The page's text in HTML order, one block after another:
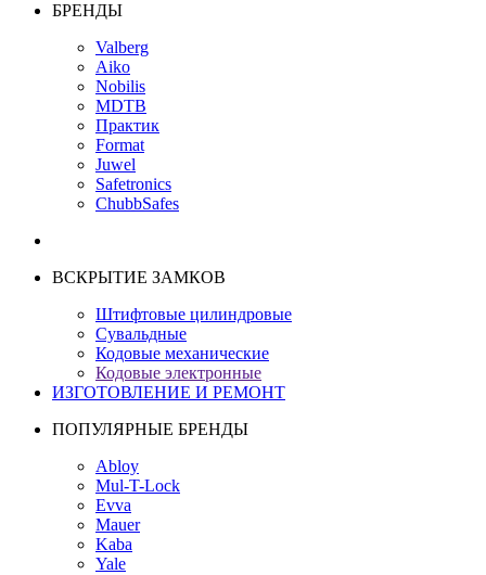
БРЕНДЫ
Valberg
Aiko
Nobilis
MDTB
Практик
Format
Juwel
Safetronics
ChubbSafes
ВСКРЫТИЕ ЗАМКОВ
Штифтовые цилиндровые
Сувальдные
Кодовые механические
Кодовые электронные
ИЗГОТОВЛЕНИЕ И РЕМОНТ
ПОПУЛЯРНЫЕ БРЕНДЫ
Abloy
Mul-T-Lock
Evva
Mauer
Kaba
Yale